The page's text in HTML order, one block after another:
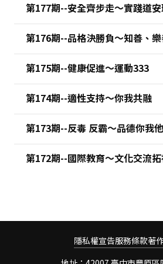
第177期--安全齊步走～實踐道
第176期--品格決勝負～知善、
第175期--健康促進～運動333
第174期--適性支持～你我共融
第173期--反毒 反霸～品德你我他
第172期--國際教育～文化交流
隱私權宣告服務條款著